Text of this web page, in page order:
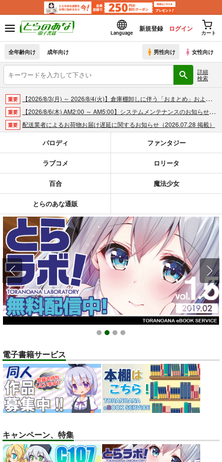
Language
新規登録 ログイン
カート
全年齢向け 成年向け 男性向け 女性向け
詳細
検索
重要 【2026/8/3(月) ～ 2026/8/4(火)】倉庫棚卸しに伴う「おまとめ」および「商品の出荷」休止のお知らせ（2026.07.30 掲載）
重要 【2026/8/6(木) AM2:00 ～ AM5:00】システムメンテナンスのお知らせ（2026.07.30 掲載）
重要 配送業者によるお荷物お届け遅延に関するお知らせ（2026.07.28 掲載）
【2026/4/1より】とらのあなプレミアム、新支払い方法＆新プラン導入のお知らせ（2026.03.09 掲載）
重要 おまとめサイクル「定期便(月2)」一般会員様の利用再開のお知らせ（2026.02.05 掲載）
「とらのあな×駿河屋日本橋乙女同人誌館」通販店頭受取サービス開始のお知らせ（2026.01.05 更新｜2025.12.30 掲載）
【2025/12/1より】「通販ポイント⇒とらコイン変換キャンペーン」終了のお知らせ（2025.11.21 掲載）
重要 個人情報保護方針の改定について（2025.09.19 更新｜2025.08.01 掲載）
重要 ポイント付与・管理体制改定のお知らせ（2024.11.20 掲載）
全てのお知らせを見る
パロディ ファンタジー
ラブコメ ロリータ
百合 魔法少女
とらのあな通販
1 2 3 4
電子書籍サービス
キャンペーン、特集